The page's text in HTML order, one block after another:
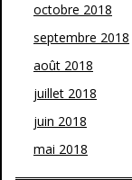
octobre 2018
septembre 2018
août 2018
juillet 2018
juin 2018
mai 2018